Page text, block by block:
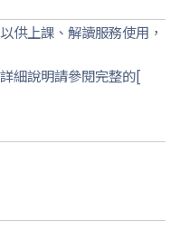
供上課、解讀服務使用，
細說明請參閱完整的[